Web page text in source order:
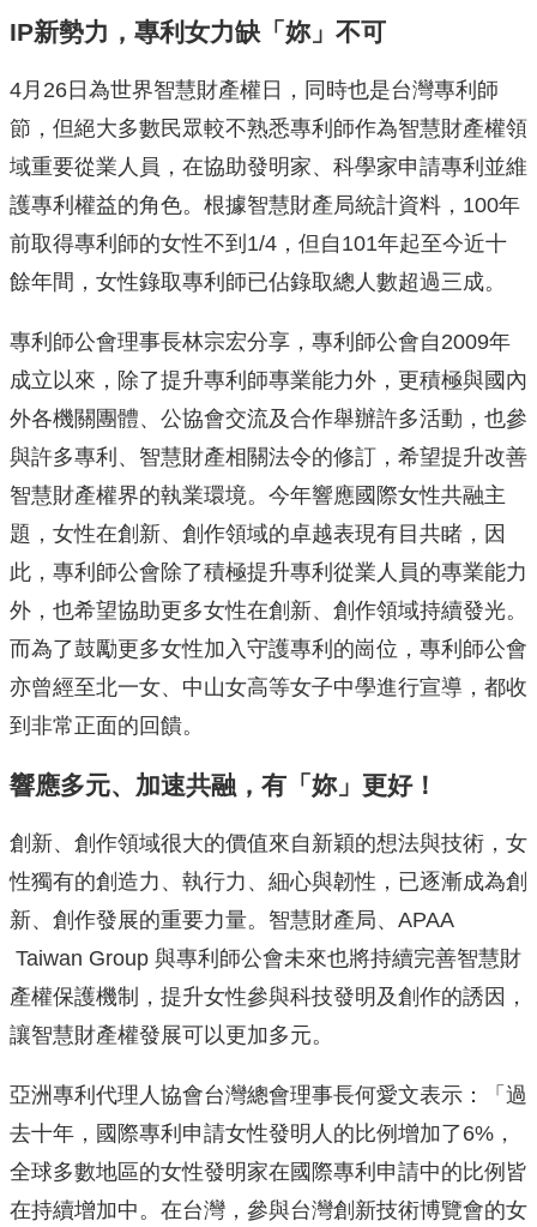
IP新勢力，專利女力缺「妳」不可
4月26日為世界智慧財產權日，同時也是台灣專利師
節，但絕大多數民眾較不熟悉專利師作為智慧財產權領
域重要從業人員，在協助發明家、科學家申請專利並維
護專利權益的角色。根據智慧財產局統計資料，100年
前取得專利師的女性不到1/4，但自101年起至今近十
餘年間，女性錄取專利師已佔錄取總人數超過三成。
專利師公會理事長林宗宏分享，專利師公會自2009年
成立以來，除了提升專利師專業能力外，更積極與國內
外各機關團體、公協會交流及合作舉辦許多活動，也參
與許多專利、智慧財產相關法令的修訂，希望提升改善
智慧財產權界的執業環境。今年響應國際女性共融主
題，女性在創新、創作領域的卓越表現有目共睹，因
此，專利師公會除了積極提升專利從業人員的專業能力
外，也希望協助更多女性在創新、創作領域持續發光。
而為了鼓勵更多女性加入守護專利的崗位，專利師公會
亦曾經至北一女、中山女高等女子中學進行宣導，都收
到非常正面的回饋。
響應多元、加速共融，有「妳」更好！
創新、創作領域很大的價值來自新穎的想法與技術，女
性獨有的創造力、執行力、細心與韌性，已逐漸成為創
新、創作發展的重要力量。智慧財產局、APAA
Taiwan Group 與專利師公會未來也將持續完善智慧財
產權保護機制，提升女性參與科技發明及創作的誘因，
讓智慧財產權發展可以更加多元。
亞洲專利代理人協會台灣總會理事長何愛文表示：「過
去十年，國際專利申請女性發明人的比例增加了6%，
全球多數地區的女性發明家在國際專利申請中的比例皆
在持續增加中。在台灣，參與台灣創新技術博覽會的女